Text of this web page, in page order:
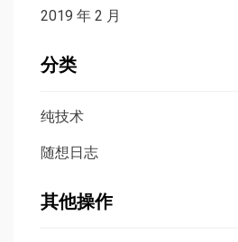
2019 年 2 月
分类
纯技术
随想日志
其他操作